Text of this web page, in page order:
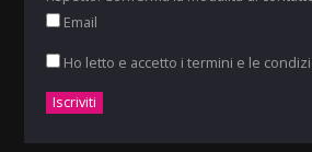
Email
Ho letto e accetto i termini e le